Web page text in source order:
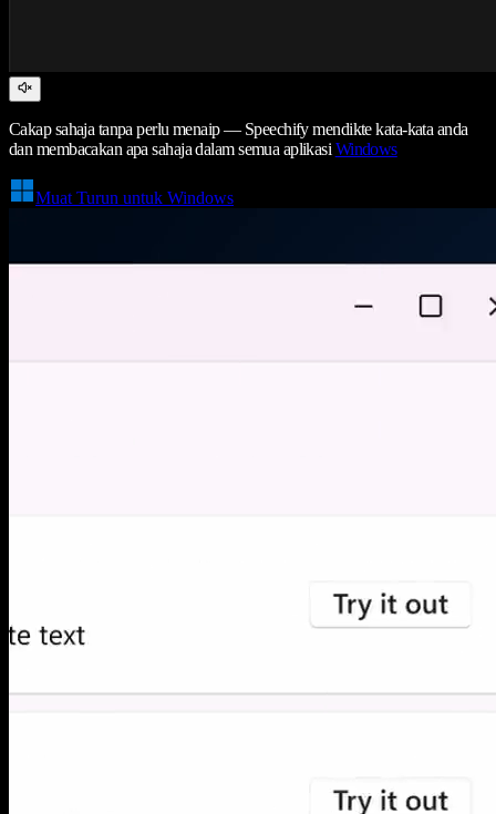
Cakap sahaja tanpa perlu menaip — Speechify mendikte kata-kata anda
dan membacakan apa sahaja dalam semua aplikasi Windows
Muat Turun untuk Windows